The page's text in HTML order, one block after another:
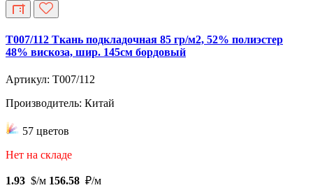
T007/112 Ткань подкладочная 85 гр/м2, 52% полиэстер
48% вискоза, шир. 145см бордовый
Артикул: T007/112
Производитель: Китай
57 цветов
Нет на складе
1.93 $/м 156.58 ₽/м